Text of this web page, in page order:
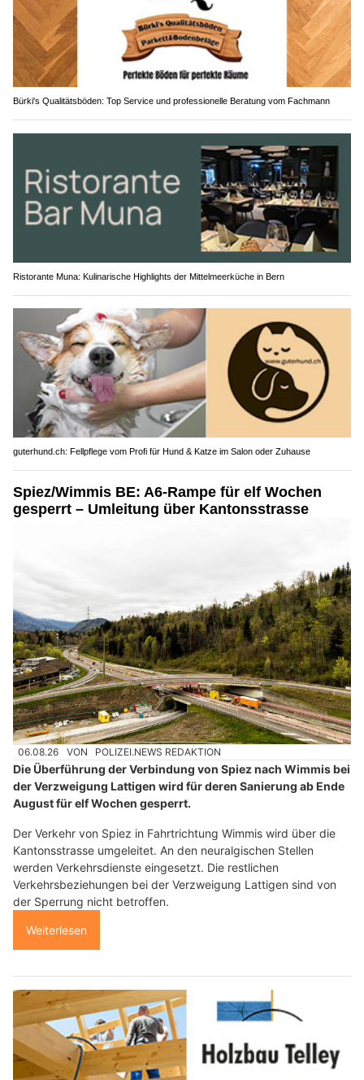
Bürki's Qualitätsböden: Top Service und professionelle Beratung vom Fachmann
Ristorante Muna: Kulinarische Highlights der Mittelmeerküche in Bern
guterhund.ch: Fellpflege vom Profi für Hund & Katze im Salon oder Zuhause
Spiez/Wimmis BE: A6-Rampe für elf Wochen
gesperrt – Umleitung über Kantonsstrasse
06.08.26 VON POLIZEI.NEWS REDAKTION
Die Überführung der Verbindung von Spiez nach Wimmis bei
der Verzweigung Lattigen wird für deren Sanierung ab Ende
August für elf Wochen gesperrt.
Der Verkehr von Spiez in Fahrtrichtung Wimmis wird über die
Kantonsstrasse umgeleitet. An den neuralgischen Stellen
werden Verkehrsdienste eingesetzt. Die restlichen
Verkehrsbeziehungen bei der Verzweigung Lattigen sind von
der Sperrung nicht betroffen.
Weiterlesen